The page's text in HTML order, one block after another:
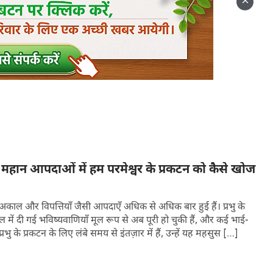
के सामने लिया था। प्रार्थना प्रक्रिया का पालन
परमेश्वर तुम्हारे हृदय की रक्षा करे, ताकि तुम्हारा हृदय
रखा है उसमें तुम खुद को जान पाओ, खुद से घृणा कर
सामान्य रिश्ता बना पाओ और वास्तव में ऐसे व्यक्ति बन
करता है, यह एक ऐसा साधन है जिसके द्वारा मनुष्य
को परमेश्वर के आत्मा द्वारा प्रेरित किया जाता है। यह
रहित मृत लोग हैं, जिससे साबित होता है कि उनमें परमेश्वर
सामान्य आध्यात्मिक जीवन जीना असंभव होगा, पवित्र
से रहित होना परमेश्वर के साथ अपना संबंध तोड़ना है,
महान आपदाओं में हम परमेश्वर के प्रकटन को कैसे खोज
और विपत्तियाँ जैसी आपदाएँ अधिक से अधिक बार हुई हैं। प्रभु के
दी गई भविष्यवाणियाँ मूल रूप से अब पूरी हो चुकी हैं, और कई भाई-
प्रभु के प्रकटन के लिए लंबे समय से इंतज़ार में हैं, उन्हें यह महसुस […]